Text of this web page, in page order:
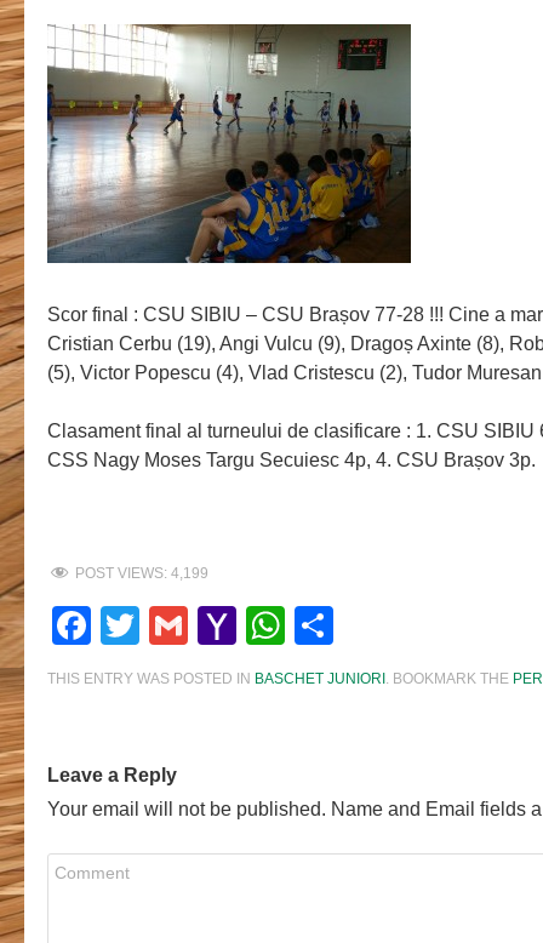
Scor final : CSU SIBIU – CSU Brașov 77-28 !!! Cine a
Cristian Cerbu (19), Angi Vulcu (9), Dragoș Axinte (8),
(5), Victor Popescu (4), Vlad Cristescu (2), Tudor
Clasament final al turneului de clasificare : 1. CSU SIBIU
CSS Nagy Moses Targu Secuiesc 4p, 4. CSU Brașov 3p.
POST VIEWS: 4,199
Facebook
Twitter
GmailYahoo
Mail
WhatsApp
THIS ENTRY WAS POSTED IN BASCHET JUNIORI . BOOKMARK THE
Leave a Reply
Your email will not be published. Name and Email fields